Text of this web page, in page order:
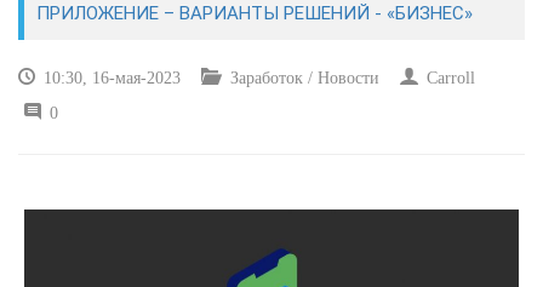
РЕМОНТ И СОВЕТЫ
УЧЕБНИК CSS
ПРИЛОЖЕНИЕ – ВАРИАНТЫ РЕШЕНИЙ - «БИЗНЕС»
10:30, 16-мая-2023 Заработок / Новости
Carroll
0